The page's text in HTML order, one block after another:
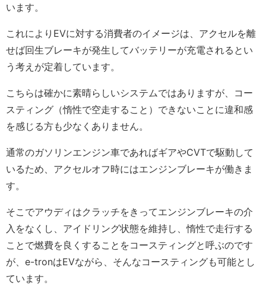
います。
これによりEVに対する消費者のイメージは、アクセルを離
せば回生ブレーキが発生してバッテリーが充電されるとい
う考えが定着しています。
こちらは確かに素晴らしいシステムではありますが、コー
スティング（惰性で空走すること）できないことに違和感
を感じる方も少なくありません。
通常のガソリンエンジン車であればギアやCVTで駆動して
いるため、アクセルオフ時にはエンジンブレーキが働きま
す。
そこでアウディはクラッチをきってエンジンブレーキの介
入をなくし、アイドリング状態を維持し、惰性で走行する
ことで燃費を良くすることをコースティングと呼ぶのです
が、e-tronはEVながら、そんなコースティングも可能とし
ています。